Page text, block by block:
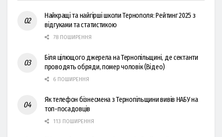
Найкращі та найгірші школи Тернополя: Рейтинг 2025 з
відгуками та статистикою
78 ПОШИРЕННЯ
Біля цілющого джерела на Тернопільщині, де сектанти
проводять обряди, помер чоловік (Відео)
6 ПОШИРЕННЯ
Як телефон бізнесмена з Тернопільщини вивів НАБУ на
топ-посадовців
113 ПОШИРЕННЯ